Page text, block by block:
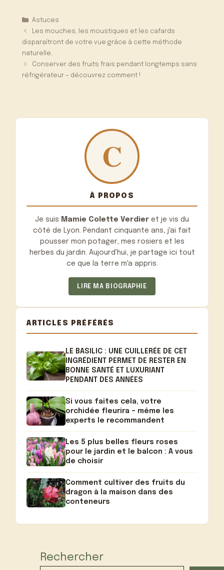
Catégories
Astuces
Les mouches, les moustiques et les cafards
disparaîtront de votre vue grâce à cette méthode
naturelle.
Conserver des fruits frais pendant longtemps sans
réfrigérateur – découvrez comment !
À PROPOS
Je suis Mamie Colette Verdier et je vis du
côté de Lyon. Pendant cinquante ans, j'ai fait
pousser mon potager, mes rosiers et les
herbes du jardin. Aujourd'hui, je partage ici tout
ce que la terre m'a appris.
LIRE MA BIOGRAPHIE
ARTICLES PRÉFÉRÉS
LE BASILIC : UNE CUILLERÉE DE CET
INGRÉDIENT PERMET DE RESTER EN
BONNE SANTÉ ET LUXURIANT
PENDANT DES ANNÉES
Si vous faites cela, votre
orchidée fleurira – même les
experts le recommandent
Les 5 plus belles fleurs roses
pour le jardin et le balcon : A vous
de choisir
Comment cultiver des fruits du
dragon à la maison dans des
conteneurs
Rechercher